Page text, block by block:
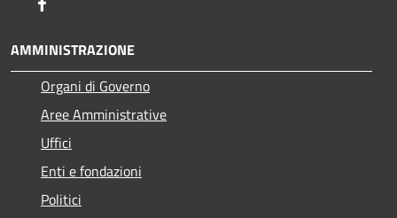
AMMINISTRAZIONE
Organi di Governo
Aree Amministrative
Uffici
Enti e fondazioni
Politici